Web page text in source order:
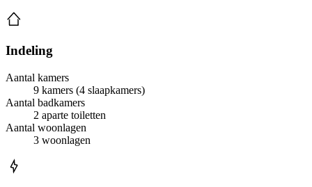
Indeling
Aantal kamers
9 kamers (4 slaapkamers)
Aantal badkamers
2 aparte toiletten
Aantal woonlagen
3 woonlagen